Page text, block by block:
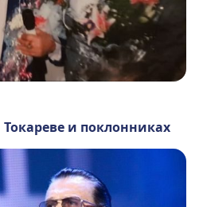
и поклонниках